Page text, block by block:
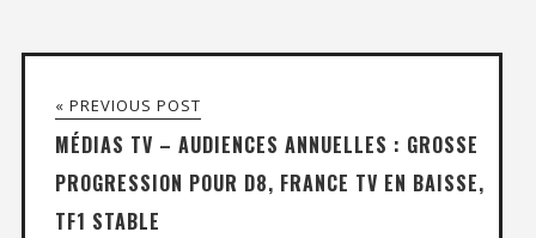
« PREVIOUS POST
MÉDIAS TV – AUDIENCES ANNUELLES : GROSSE
PROGRESSION POUR D8, FRANCE TV EN BAISSE,
TF1 STABLE